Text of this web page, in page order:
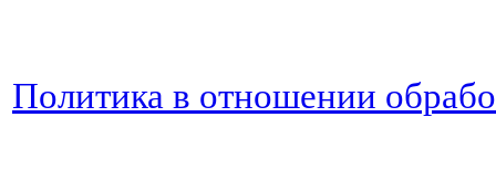
Политика в отношении